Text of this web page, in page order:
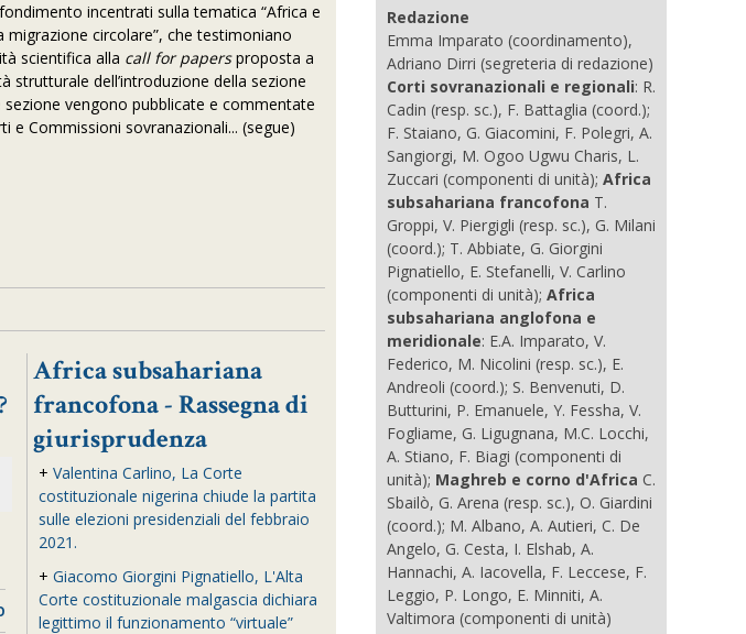
incentrati sulla tematica “Africa e
circolare”, che testimoniano
scientifica alla call for papersproposta a
strutturale dell’introduzione della sezione
sezione vengono pubblicate e commentate
e Commissioni sovranazionali... (segue)
Africa subsahariana
francofona - Rassegna di
giurisprudenza
+ Valentina Carlino, La Corte
costituzionale nigerina chiude la partita
sulle elezioni presidenziali del febbraio
2021.
+ Giacomo Giorgini Pignatiello, L'Alta
Corte costituzionale malgascia dichiara
legittimo il funzionamento “virtuale”
Redazione
Emma Imparato (coordinamento),
Adriano Dirri (segreteria di redazione)
Corti sovranazionali e regionali: R.
Cadin (resp. sc.), F. Battaglia (coord.);
F. Staiano, G. Giacomini, F. Polegri, A.
Sangiorgi, M. Ogoo Ugwu Charis, L.
Zuccari (componenti di unità); Africa
subsahariana francofona T.
Groppi, V. Piergigli (resp. sc.), G. Milani
(coord.); T. Abbiate, G. Giorgini
Pignatiello, E. Stefanelli, V. Carlino
(componenti di unità); Africa
subsahariana anglofona e
meridionale: E.A. Imparato, V.
Federico, M. Nicolini (resp. sc.), E.
Andreoli (coord.); S. Benvenuti, D.
Butturini, P. Emanuele, Y. Fessha, V.
Fogliame, G. Ligugnana, M.C. Locchi,
A. Stiano, F. Biagi (componenti di
unità); Maghreb e corno d'Africa C.
Sbailò, G. Arena (resp. sc.), O. Giardini
(coord.); M. Albano, A. Autieri, C. De
Angelo, G. Cesta, I. Elshab, A.
Hannachi, A. Iacovella, F. Leccese, F.
Leggio, P. Longo, E. Minniti, A.
Valtimora (componenti di unità)